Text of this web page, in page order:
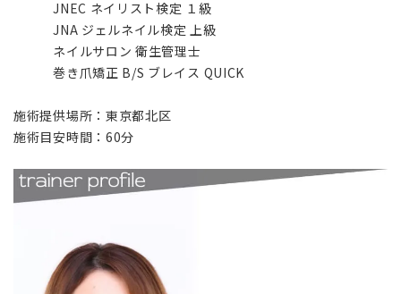
JNEC ネイリスト検定 １級
JNA ジェルネイル検定 上級
ネイルサロン 衛生管理士
巻き爪矯正 B/S ブレイス QUICK
施術提供場所：東京都北区
施術目安時間：60分